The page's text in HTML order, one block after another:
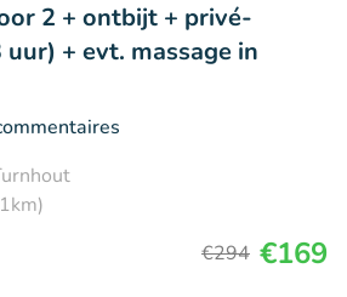
2 + ontbijt + privé-
+ evt. massage in
€294 €169